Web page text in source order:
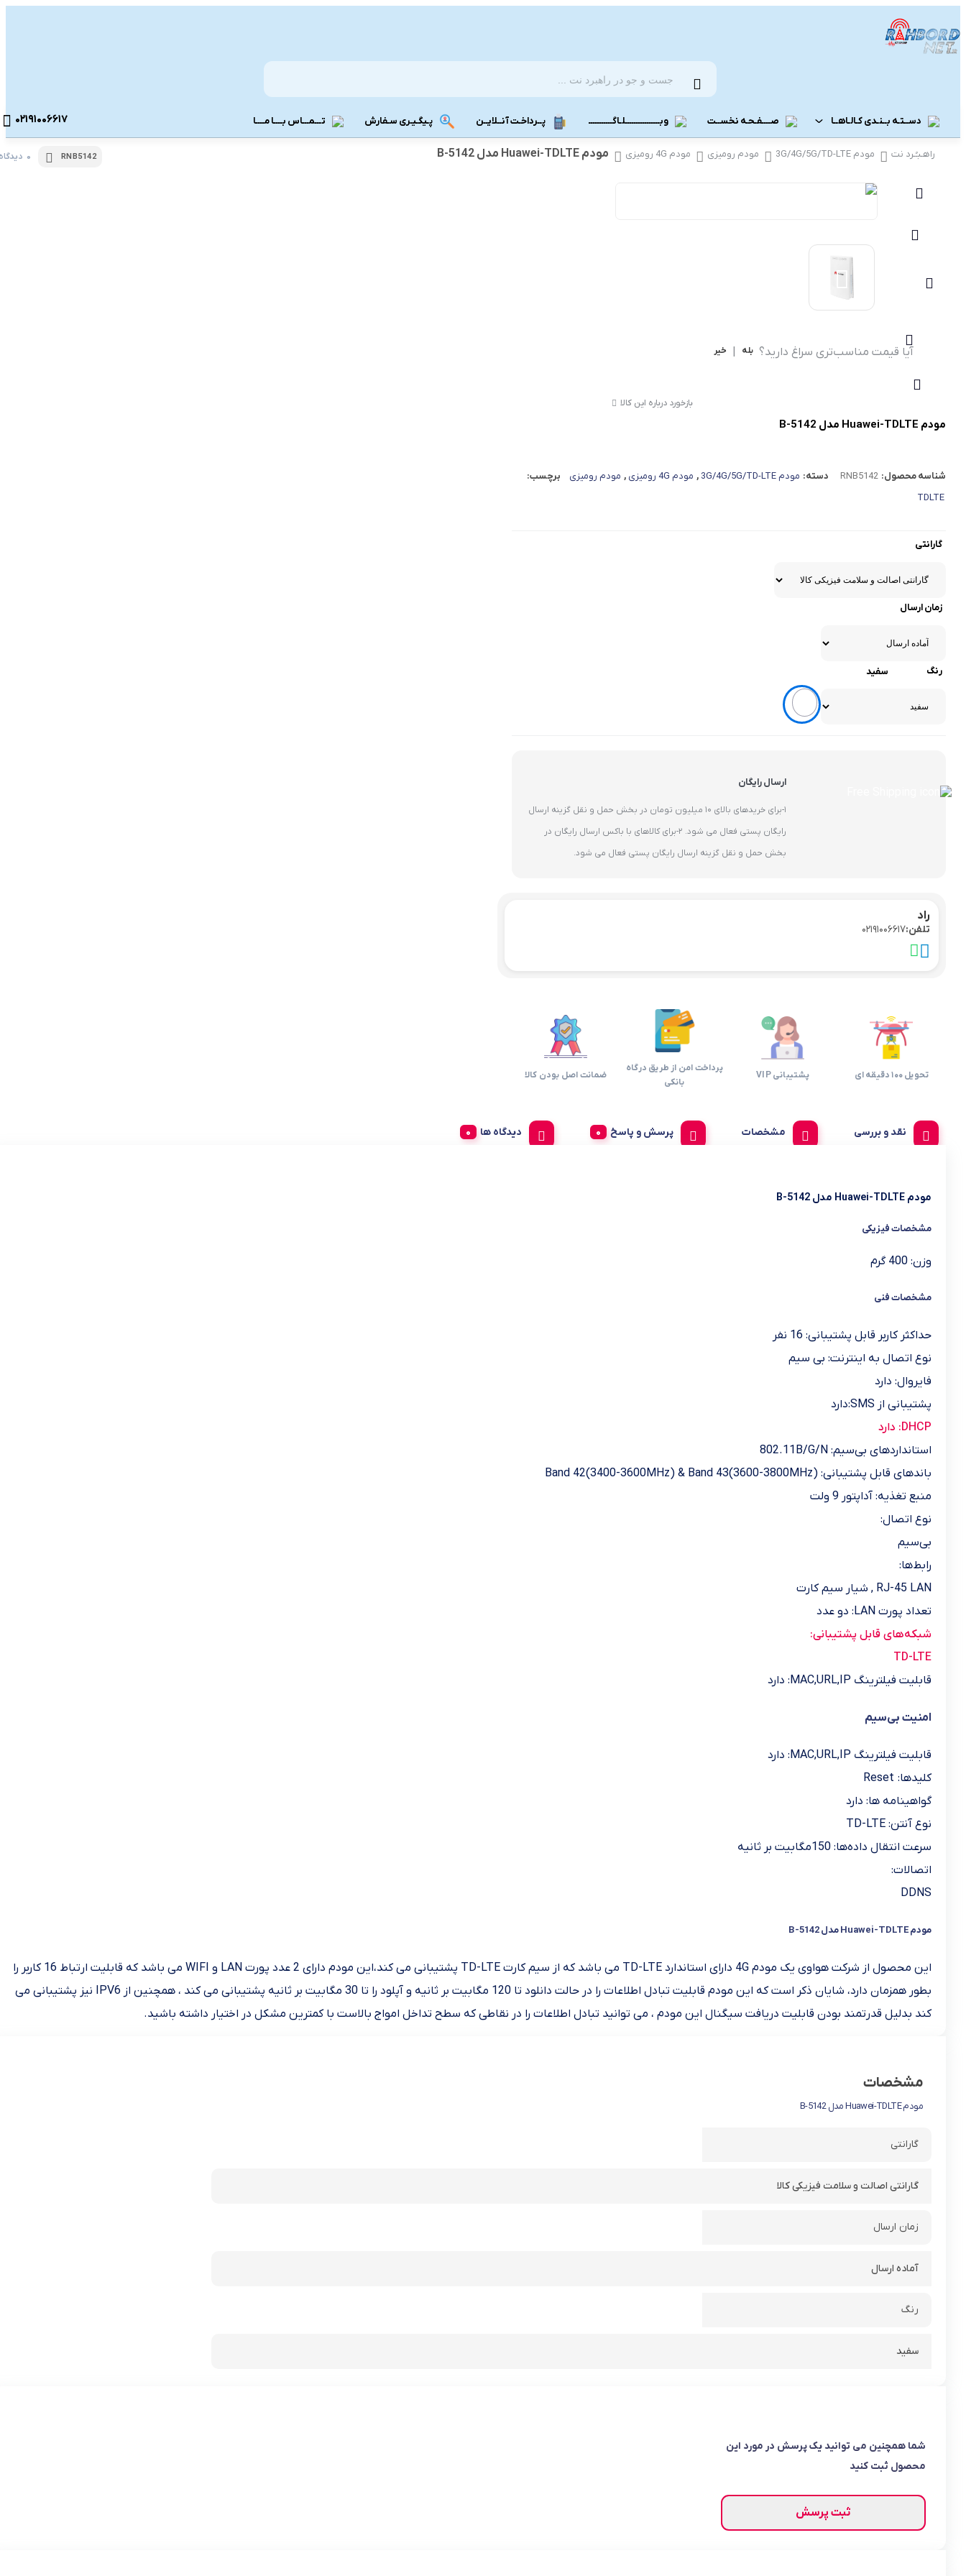
دســتـه بــنـدی کـالـاهــا
مــودم رومـــیـزی
مـــحـصـولات ایــــرانـســـــــــل
مــــحـصـولات هــــــمــراه اول
محصولات اپراتورهای همراه
انــــــــــــدرویــد بـــــــــاکــــس
صــــفـحـه نخســت وبــــــــــــــــلـاگـــــــــــ پــرداخـت آنــلایــن پـیگـیـری سـفارش تـــمـــاس بــــا مــــا 02191006617
راهـبـُـرد نت مودم 3G/4G/5G/TD-LTE مودم رومیزی مودم 4G رومیزی مودم Huawei-TDLTE مدل B-5142 RNB5142 0 دیدگاه
آیا قیمت مناسب‌تری سراغ دارید؟ بله خیر
بازخورد درباره این کالا
مودم Huawei-TDLTE مدل B-5142
شناسه محصول: RNB5142 دسته: مودم 3G/4G/5G/TD-LTE , مودم 4G رومیزی , مودم رومیزی
برچسب:
TDLTE
گارانتی
زمان ارسال
رنگ سفید
ارسال رایگان
1-برای خریدهای بالای 10 میلیون تومان در بخش حمل و نقل گزینه ارسال
رایگان پستی فعال می شود. 2-برای کالاهای با باکس ارسال رایگان در
بخش حمل و نقل گزینه ارسال رایگان پستی فعال می شود.
راد
تلفن:02191006617
تحویل 100 دقیقه ای پشتیبانی VIP
پرداخت امن از طریق درگاه
بانکی
ضمانت اصل بودن کالا
نقد و بررسی مشخصات پرسش و پاسخ دیدگاه ها
مودم Huawei-TDLTE مدل B-5142
مشخصات فیزیکی
وزن: 400 گرم
مشخصات فنی
حداکثر کاربر قابل پشتیبانی: 16 نفر
نوع اتصال به اینترنت: بی سیم
فایروال: دارد
پشتیبانی از SMS:دارد
DHCP: دارد
استانداردهای بی‌سیم: 802.11B/G/N
باندهای قابل پشتیبانی: Band 42(3400-3600MHz) & Band 43(3600-3800MHz)
منبع تغذیه: آداپتور 9 ولت
نوع اتصال:
بی‌سیم
رابط‌ها:
RJ-45 LAN , شیار سیم کارت
تعداد پورت LAN: دو عدد
شبکه‌های قابل پشتیبانی:
TD-LTE
قابلیت فیلترینگ MAC,URL,IP: دارد
امنیت بی‌سیم
قابلیت فیلترینگ MAC,URL,IP: دارد
کلیدها: Reset
گواهینامه‌ ها: دارد
نوع آنتن: TD-LTE
سرعت انتقال داده‌ها: 150مگابیت بر ثانیه
اتصالات:
DDNS
مودم Huawei-TDLTE مدل B-5142
این محصول از شرکت هواوی یک مودم 4G دارای استاندارد TD-LTE می باشد که از سیم کارت TD-LTE پشتیبانی می کند،این مودم دارای 2 عدد پورت LAN و WIFI می باشد که قابلیت ارتباط 16 کاربر را
بطور همزمان دارد، شایان ذکر است که این مودم قابلیت تبادل اطلاعات را در حالت دانلود تا 120 مگابیت بر ثانیه و آپلود را تا 30 مگابیت بر ثانیه پشتیبانی می کند ، همچنین از IPV6 نیز پشتیبانی می
کند بدلیل قدرتمند بودن قابلیت دریافت سیگنال این مودم ، می توانید تبادل اطلاعات را در نقاطی که سطح تداخل امواج بالاست با کمترین مشکل در اختیار داشته باشید.
مشخصات
مودم Huawei-TDLTE مدل B-5142
گارانتی
گارانتی اصالت و سلامت فیزیکی کالا
زمان ارسال
آماده ارسال
رنگ
سفید
شما همچنین می توانید یک پرسش در مورد این
محصول ثبت کنید
ثبت پرسش